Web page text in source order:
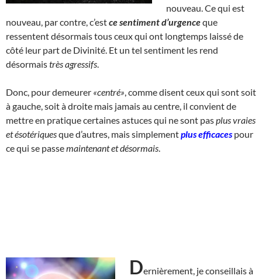
nouveau. Ce qui est
nouveau, par contre, c’estce sentiment d’urgenceque
ressentent désormais tous ceux qui ont longtemps laissé de
côté leur part de Divinité. Et un tel sentiment les rend
désormaistrès agressifs
Donc, pour demeurer «centré» , comme disent ceux qui sont soit
à gauche, soit à droite mais jamais au centre, il convient de
mettre en pratique certaines astuces qui ne sont pasplus vraies
et ésotériquesque d’autres, mais simplementplus efficacespour
ce qui se passemaintenant et désormais
Dernièrement, je conseillais à